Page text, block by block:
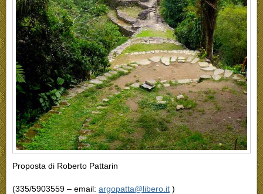
Proposta di Roberto Pattarin
(335/5903559 – email: argopatta@libero.it )